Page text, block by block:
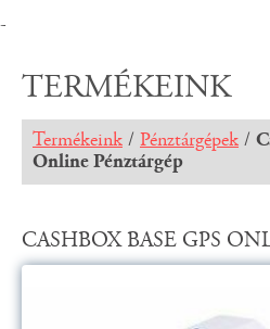
-
TERMÉKEINK
Termékeink / Pénztárgépek /
Online Pénztárgép
CASHBOX BASE GPS